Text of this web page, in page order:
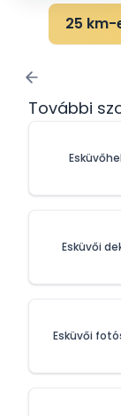
25 km-
További
Esküvői
Esküvői